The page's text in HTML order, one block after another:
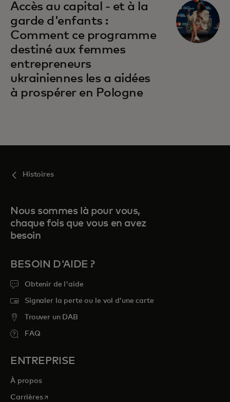
Accès au capital - et à la
garde d'enfants :
Comment ce programme
destiné aux femmes
entrepreneurs
ukrainiennes les a aidées
à prospérer en Pologne
Histoires
Nous sommes là pour vous,
chaque fois que vous en avez
besoin
BESOIN D'AIDE ?
Obtenir de l'aide
Signaler la perte ou le vol d’une carte
Trouver un DAB
FAQ
ENTREPRISE
À propos
Carrièress’ouvre dans un nouvel onglet